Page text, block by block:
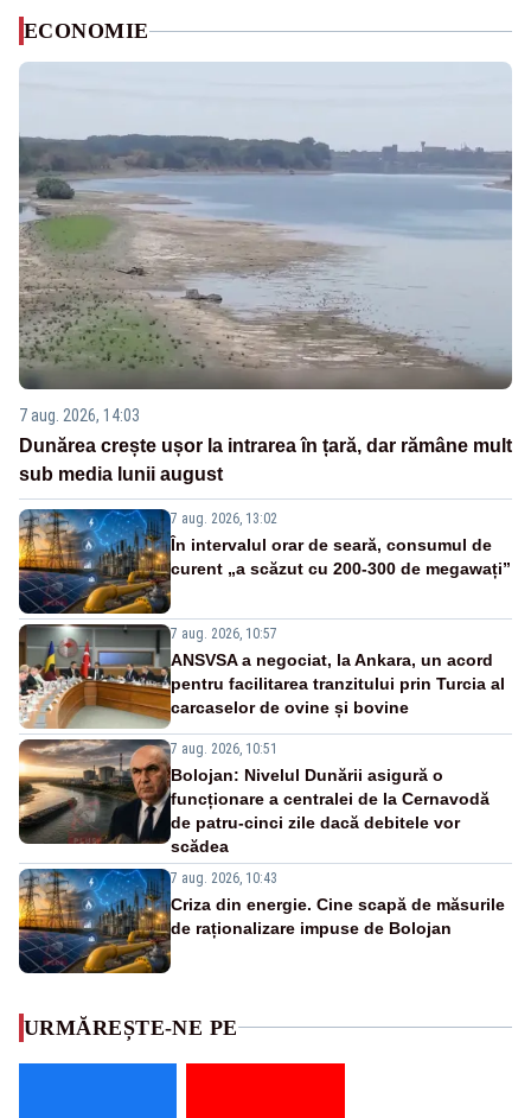
ECONOMIE
7 aug. 2026, 14:03
Dunărea crește ușor la intrarea în țară, dar rămâne mult
sub media lunii august
7 aug. 2026, 13:02
În intervalul orar de seară, consumul de
curent „a scăzut cu 200-300 de megawați”
7 aug. 2026, 10:57
ANSVSA a negociat, la Ankara, un acord
pentru facilitarea tranzitului prin Turcia al
carcaselor de ovine și bovine
7 aug. 2026, 10:51
Bolojan: Nivelul Dunării asigură o
funcționare a centralei de la Cernavodă
de patru-cinci zile dacă debitele vor
scădea
7 aug. 2026, 10:43
Criza din energie. Cine scapă de măsurile
de raționalizare impuse de Bolojan
URMĂREȘTE-NE PE